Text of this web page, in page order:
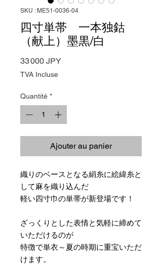
SKU : ME51-0036-04
四寸単帯 一本独鈷
（献上）墨黒/白
33 000 JPYPrix
TVA Incluse
Quantité *
Ajouter au panier
織りのベースとなる絹糸に絵緯糸と
して麻を織り込んだ
軽い四寸巾の単帯が新登場です！
ざっくりとした表情と気軽に締めて
いただけるのが
特徴で単衣～夏の時期に重宝いただ
けます。